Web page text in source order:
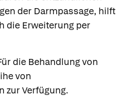
der Darmpassage, hilft
die Erweiterung per
die Behandlung von
von
zur Verfügung.